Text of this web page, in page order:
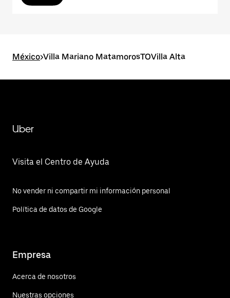
México>Villa Mariano MatamorosTOVilla Alta
Uber
Visita el Centro de Ayuda
No vender ni compartir mi información personal
Política de datos de Google
Empresa
Acerca de nosotros
Nuestras opciones